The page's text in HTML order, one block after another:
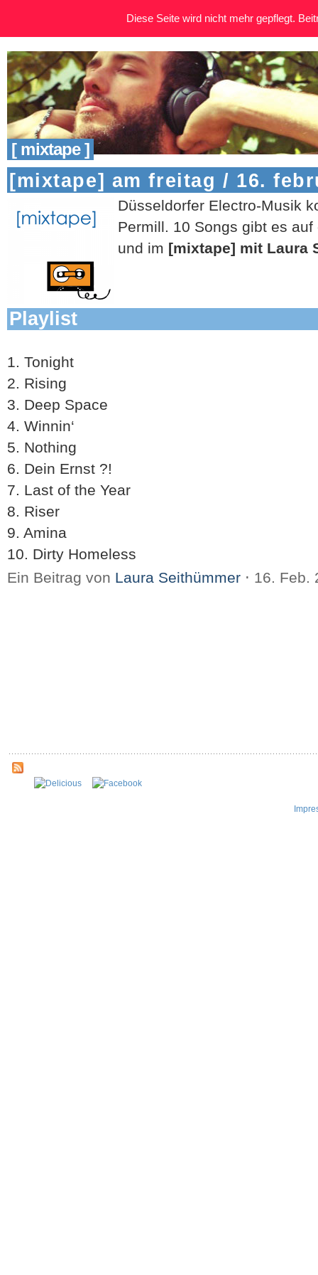
[ mixtape ]
[mixtape] am freitag / 16.
Düsseldorfer Electro-Musik
Permill. 10 Songs gibt es
und im [mixtape] mit Laura
Playlist
1. Tonight
2. Rising
3. Deep Space
4. Winnin‘
5. Nothing
6. Dein Ernst ?!
7. Last of the Year
8. Riser
9. Amina
10. Dirty Homeless
Ein Beitrag von Laura Seithümmer ⋅ 16. Feb.
Diese Seite wird nicht mehr gepflegt.